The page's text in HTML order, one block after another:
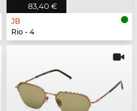
83,40 €
JB
Rio - 4